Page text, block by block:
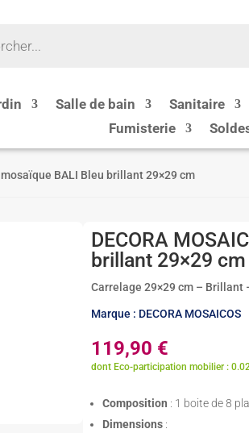
Salle de bain Sanitaire
Fumisterie
mosaïque BALI Bleu brillant 29×29 cm
DECORA
brillant 29×29 cm
Carrelage 29×29 cm –
Marque : DECORA MOSAICOS
119,90 €
dont Eco-participation mobilier :
Composition : 1 boite de 8
Dimensions :